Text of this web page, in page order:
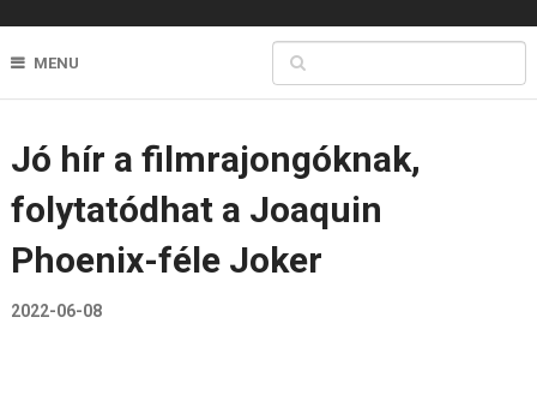
MENU
Jó hír a filmrajongóknak,
folytatódhat a Joaquin
Phoenix-féle Joker
2022-06-08